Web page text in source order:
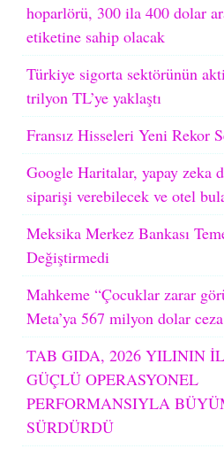
hoparlörü, 300 ila 400 dolar
etiketine sahip olacak
Türkiye sigorta sektörünün
trilyon TL’ye yaklaştı
Fransız Hisseleri Yeni Rekor
Google Haritalar, yapay zeka
siparişi verebilecek ve otel
Meksika Merkez Bankası
Değiştirmedi
Mahkeme “Çocuklar zarar
Meta’ya 567 milyon dolar
TAB GIDA, 2026 YILININ
GÜÇLÜ OPERASYONEL
PERFORMANSIYLA
SÜRDÜRDÜ